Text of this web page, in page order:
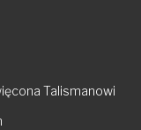
Talismanowi